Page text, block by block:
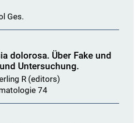
Ges.
dolorosa. Über Fake und
Untersuchung.
R (editors)
74